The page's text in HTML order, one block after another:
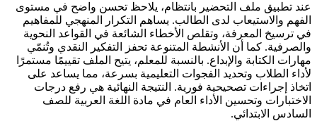
عند تطبيق ملف التحضير بانتظام، يلاحظ تحسن واضح في مستوى
الفهم والاستيعاب لدى الطالب. يساهم التكرار المنهجي للمفاهيم
في ترسيخ المعرفة، وتقلص الأخطاء الشائعة في القواعد النحوية
والصرفية. كما أن الأنشطة المتنوعة تحفز التفكير النقدي وتُنمّي
مهارات الكتابة والإبداع. بالنسبة للمعلم، يتيح الملف تقييمًا مستمرًا
لأداء الطلاب وتحديد الفجوات التعليمية بسرعة، مما يساعد على
اتخاذ إجراءات تصحيحية فورية. النتيجة النهائية هي رفع درجات
الاختبارات وتحسين الأداء العام في مادة اللغة العربية للصف
السادس الابتدائي.